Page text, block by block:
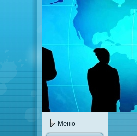
Меню